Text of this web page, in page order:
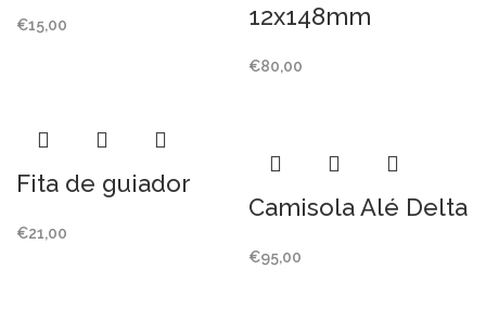
€15,00
12x148mm
€80,00
Fita de guiador
€21,00
Camisola Alé Delta
€95,00